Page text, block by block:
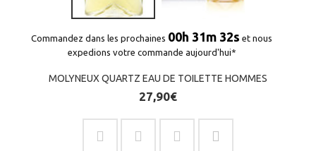
Commandez dans les prochaines 00h 31m 32s et nous
expedions votre commande aujourd'hui*
MOLYNEUX QUARTZ EAU DE TOILETTE HOMMES
27,90€